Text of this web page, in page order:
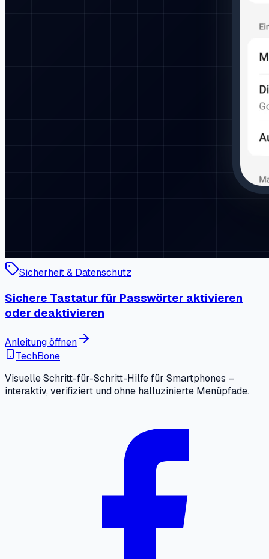
Sicherheit & Datenschutz
Sichere Tastatur für Passwörter aktivieren
oder deaktivieren
Anleitung öffnen
TechBone
Visuelle Schritt-für-Schritt-Hilfe für Smartphones –
interaktiv, verifiziert und ohne halluzinierte Menüpfade.